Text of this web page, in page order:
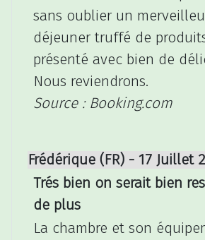
sans oublier un
déjeuner truffé de
présenté avec bien de
Nous reviendrons.
Source : Booking.com
Frédérique (FR) - 17 Juillet
Trés bien on serait bien
de plus
La chambre et son